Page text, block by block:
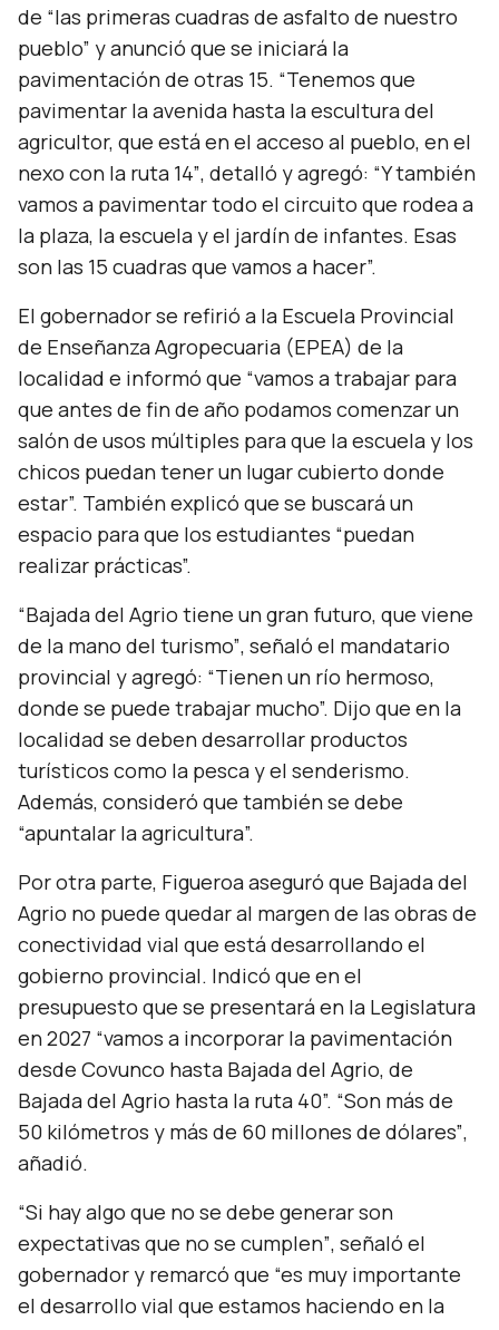
de “las primeras cuadras de asfalto de nuestro
pueblo” y anunció que se iniciará la
pavimentación de otras 15. “Tenemos que
pavimentar la avenida hasta la escultura del
agricultor, que está en el acceso al pueblo, en el
nexo con la ruta 14”, detalló y agregó: “Y también
vamos a pavimentar todo el circuito que rodea a
la plaza, la escuela y el jardín de infantes. Esas
son las 15 cuadras que vamos a hacer”.
El gobernador se refirió a la Escuela Provincial
de Enseñanza Agropecuaria (EPEA) de la
localidad e informó que “vamos a trabajar para
que antes de fin de año podamos comenzar un
salón de usos múltiples para que la escuela y los
chicos puedan tener un lugar cubierto donde
estar”. También explicó que se buscará un
espacio para que los estudiantes “puedan
realizar prácticas”.
“Bajada del Agrio tiene un gran futuro, que viene
de la mano del turismo”, señaló el mandatario
provincial y agregó: “Tienen un río hermoso,
donde se puede trabajar mucho”. Dijo que en la
localidad se deben desarrollar productos
turísticos como la pesca y el senderismo.
Además, consideró que también se debe
“apuntalar la agricultura”.
Por otra parte, Figueroa aseguró que Bajada del
Agrio no puede quedar al margen de las obras de
conectividad vial que está desarrollando el
gobierno provincial. Indicó que en el
presupuesto que se presentará en la Legislatura
en 2027 “vamos a incorporar la pavimentación
desde Covunco hasta Bajada del Agrio, de
Bajada del Agrio hasta la ruta 40”. “Son más de
50 kilómetros y más de 60 millones de dólares”,
añadió.
“Si hay algo que no se debe generar son
expectativas que no se cumplen”, señaló el
gobernador y remarcó que “es muy importante
el desarrollo vial que estamos haciendo en la